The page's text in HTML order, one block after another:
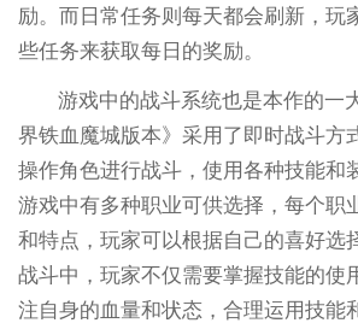
励。而日常任务则每天都会刷新，玩
些任务来获取每日的奖励。
游戏中的战斗系统也是本作的一
界铁血魔城版本》采用了即时战斗方
操作角色进行战斗，使用各种技能和
游戏中有多种职业可供选择，每个职
和特点，玩家可以根据自己的喜好选
战斗中，玩家不仅需要掌握技能的使
注自身的血量和状态，合理运用技能